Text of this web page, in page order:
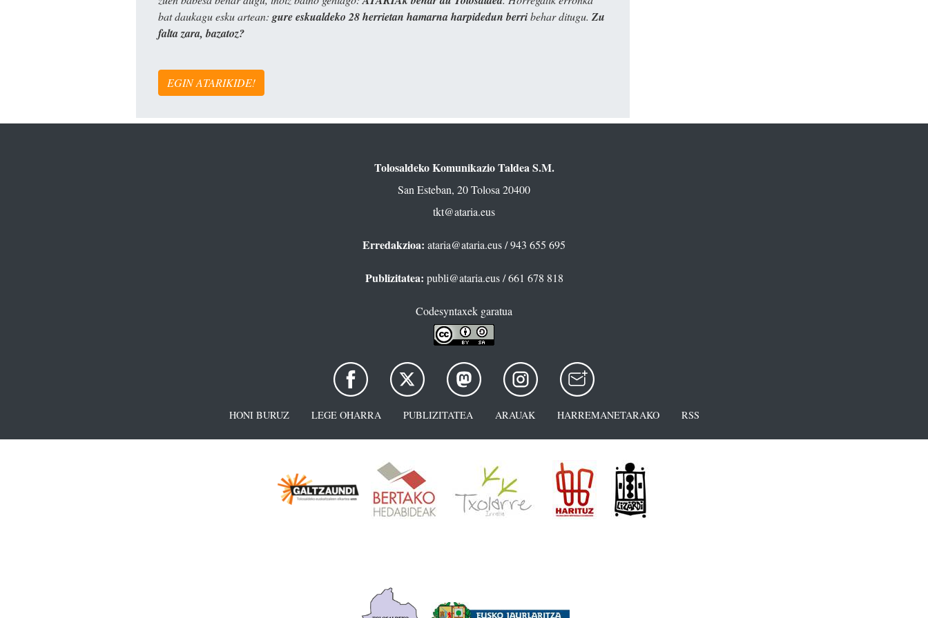
bat daukagu esku artean: gure eskualdeko 28 herrietan hamarna harpidedun berribehar ditugu. Zu
falta zara, bazatoz?
EGIN ATARIKIDE!
Tolosaldeko Komunikazio Taldea S.M.
San Esteban, 20 Tolosa 20400
tkt@ataria.eus
Erredakzioa: ataria@ataria.eus/ 943 655 695
Publizitatea: publi@ataria.eus/ 661 678 818
Codesyntaxek garatua
HONI BURUZ LEGE OHARRA PUBLIZITATEA ARAUAK HARREMANETARAKO RSS